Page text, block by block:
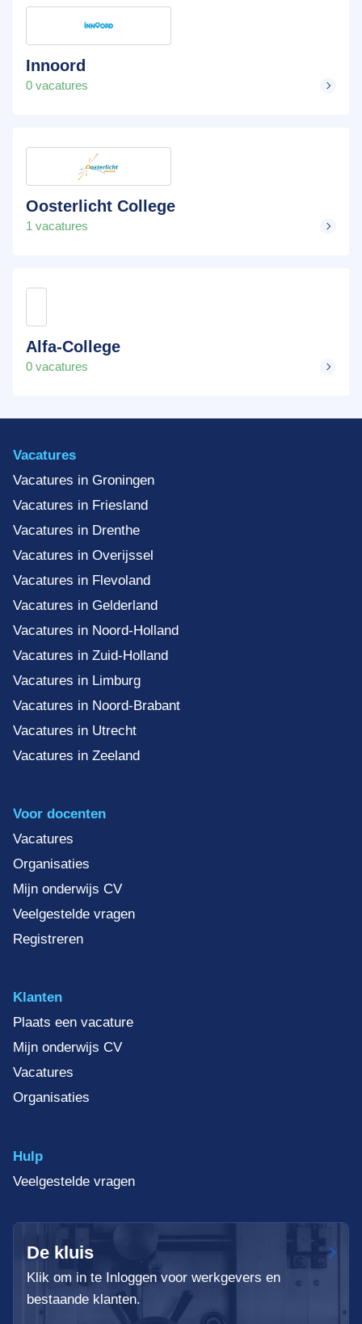
Innoord
0 vacatures
Oosterlicht College
1 vacatures
Alfa-College
0 vacatures
Vacatures
Vacatures in Groningen
Vacatures in Friesland
Vacatures in Drenthe
Vacatures in Overijssel
Vacatures in Flevoland
Vacatures in Gelderland
Vacatures in Noord-Holland
Vacatures in Zuid-Holland
Vacatures in Limburg
Vacatures in Noord-Brabant
Vacatures in Utrecht
Vacatures in Zeeland
Voor docenten
Vacatures
Organisaties
Mijn onderwijs CV
Veelgestelde vragen
Registreren
Klanten
Plaats een vacature
Mijn onderwijs CV
Vacatures
Organisaties
Hulp
Veelgestelde vragen
De kluis
Klik om in te Inloggen voor werkgevers en
bestaande klanten.